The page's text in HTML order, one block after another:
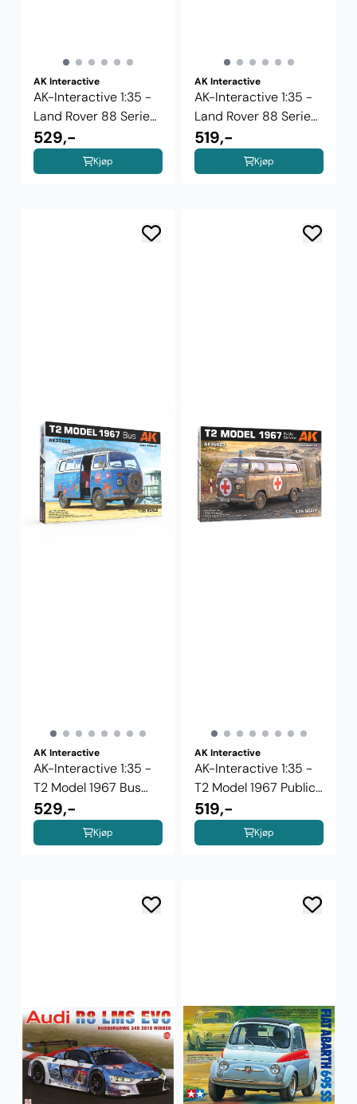
AK Interactive
AK-Interactive 1:35 -
Land Rover 88 Series
IIA ...
529,-
Kjøp
AK Interactive
AK-Interactive 1:35 -
Land Rover 88 Series
IIA ...
519,-
Kjøp
AK Interactive
AK-Interactive 1:35 -
T2 Model 1967 Bus
35022
529,-
Kjøp
AK Interactive
AK-Interactive 1:35 -
T2 Model 1967 Public
...
519,-
Kjøp